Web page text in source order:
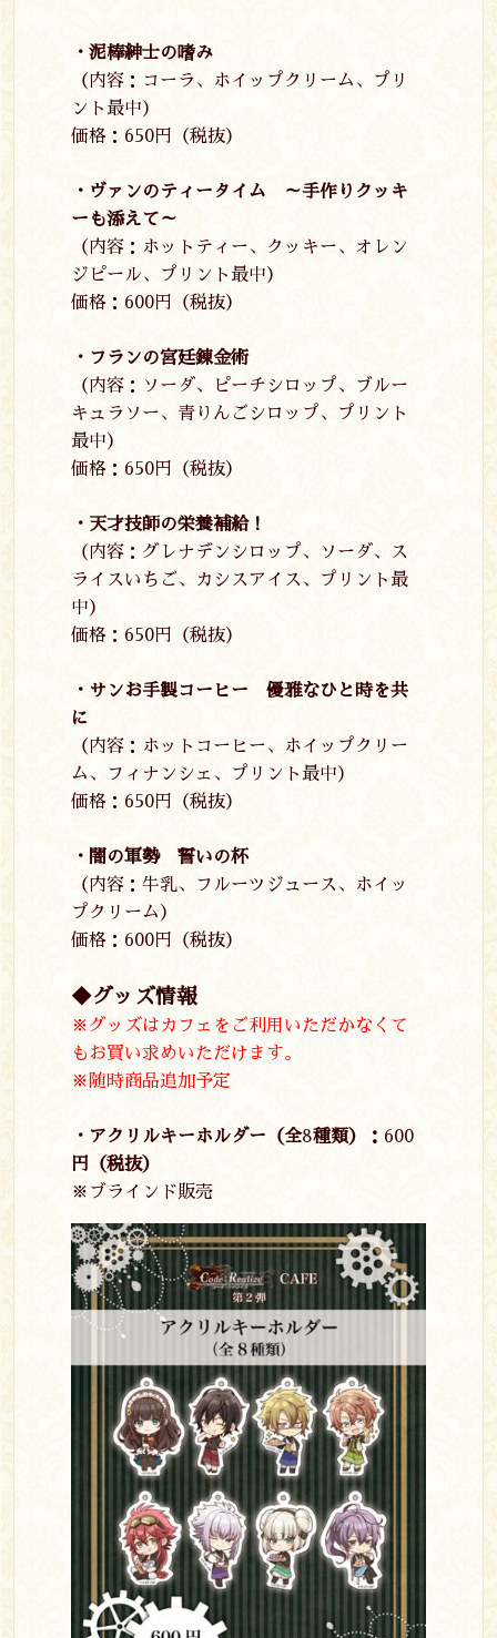
・泥棒紳士の嗜み
（内容：コーラ、ホイップクリーム、プリ
ント最中）
価格： 650円（税抜）
・ヴァンのティータイム ～手作りクッキ
ーも添えて～
（内容：ホットティー、クッキー、オレン
ジピール、プリント最中）
価格： 600円（税抜）
・フランの宮廷錬金術
（内容：ソーダ、ピーチシロップ、ブルー
キュラソー、青りんごシロップ、プリント
最中）
価格： 650円（税抜）
・天才技師の栄養補給！
（内容：グレナデンシロップ、ソーダ、ス
ライスいちご、カシスアイス、プリント最
中）
価格： 650円（税抜）
・サンお手製コーヒー 優雅なひと時を共
に
（内容：ホットコーヒー、ホイップクリー
ム、フィナンシェ、プリント最中）
価格： 650円（税抜）
・闇の軍勢 誓いの杯
（内容：牛乳、フルーツジュース、ホイッ
プクリーム）
価格： 600円（税抜）
◆グッズ情報
※グッズはカフェをご利用いただかなくて
もお買い求めいただけます。
※随時商品追加予定
・アクリルキーホルダー（全8種類）： 600
円（税抜）
※ブラインド販売